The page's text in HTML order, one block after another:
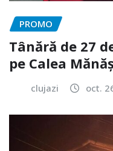
PROMO
Tânără de 27
pe Calea
clujazi oct.